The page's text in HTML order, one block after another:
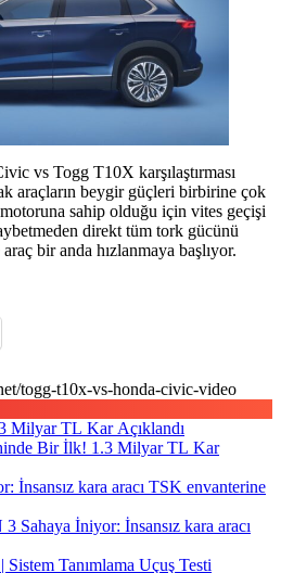
vs Togg T10X karşılaştırması
araçların beygir güçleri birbirine çok
sahip olduğu için vites geçişi
direkt tüm tork gücünü
bir anda hızlanmaya başlıyor.
togg-t10x-vs-honda-civic-video
Bir İlk! 1.3 Milyar TL Kar
Sahaya İniyor: İnsansız kara aracı